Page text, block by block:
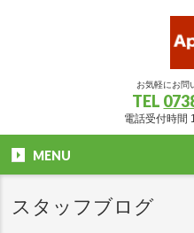
お気軽にお問
TEL
電話受付時間
MENU
スタッフブログ